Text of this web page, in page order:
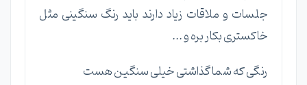
جلسات و ملاقات زیاد دارند باید رنگ سنگینی مثل
خاکستری بکار بره و ...
رنگی که شما گذاشتی خیلی سنگین هست